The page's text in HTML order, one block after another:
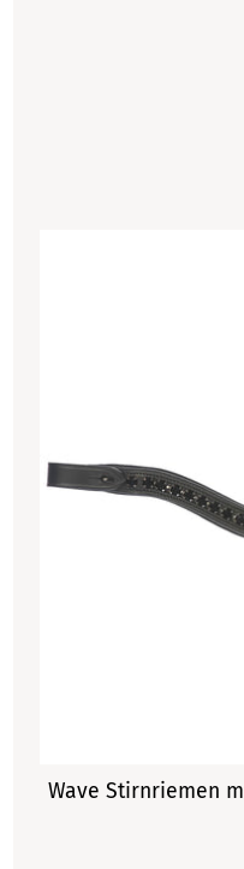
Wave Stirnriemen